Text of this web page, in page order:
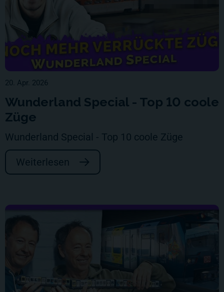
20. Apr. 2026
Wunderland Special - Top 10 coole
Züge
Wunderland Special - Top 10 coole Züge
Weiterlesen